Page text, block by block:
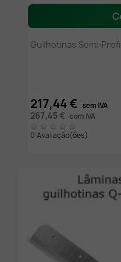
Guilhotinas Semi-
217,44 € sem IVA
267,45 € com IVA
0 Avaliação(ões)